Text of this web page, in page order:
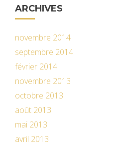
ARCHIVES
novembre 2014
septembre 2014
février 2014
novembre 2013
octobre 2013
août 2013
mai 2013
avril 2013